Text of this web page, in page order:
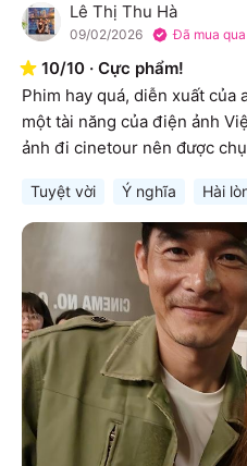
L Lê Thị Thu Hà
09/02/2026 Đã mua
10/10 · Cực phẩm!
Phim hay quá, diễn xuất của
một tài năng của điện ảnh
ảnh đi cinetour nên được
Tuyệt vời Ý nghĩa Hài